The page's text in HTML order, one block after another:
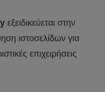
εξειδικεύεται στην
ιστοσελίδων για
επιχειρήσεις